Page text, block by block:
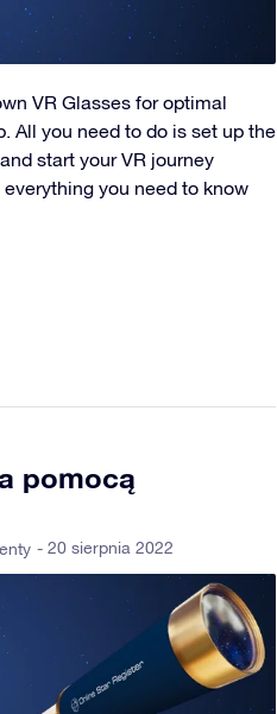
VR Glasses for optimal
All you need to do is set up the
start your VR journey
you need to know
pomocą
- 20 sierpnia 2022